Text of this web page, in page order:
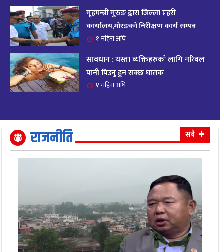
१८
आजको राशिफल : आइतवार, ८ भदौ २०८२ (२४ अगस्ट
२०२५)
११ महिना अघि
१९ आजको राशिफल २०८२ भदाै ४ गते, बुधवार
११ महिना अघि
धैर्यले सफलता मिल्नेछ
११ महिना अघि
गृहमन्त्री गुरुङ द्वारा जिल्ला प्रहरी
कार्यालय,मोरङको निरीक्षण कार्य सम्पन्न
१ महिना अघि
सावधान : यस्ता व्यक्तिहरुको लागि नरिवल
पानी पिउनु हुन सक्छ घातक
१ महिना अघि
राजनीति सबै